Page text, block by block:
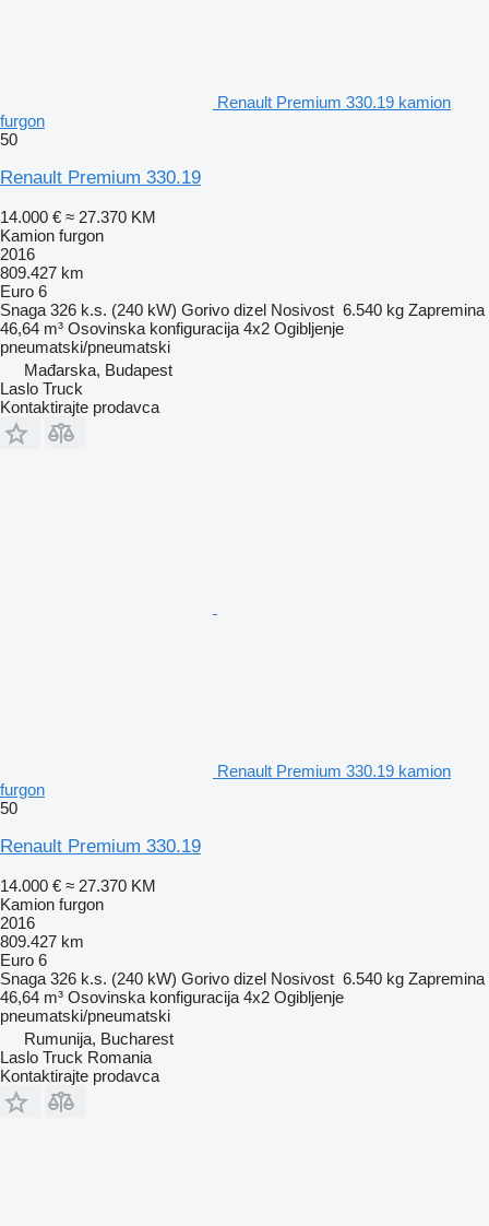
Renault Premium 330.19 kamion
furgon
50
Renault Premium 330.19
14.000 € ≈ 27.370 KM
Kamion furgon
2016
809.427 km
Euro 6
Snaga 326 k.s. (240 kW) Gorivo dizel Nosivost 6.540 kg Zapremina
46,64 m³ Osovinska konfiguracija 4x2 Ogibljenje
pneumatski/pneumatski
Mađarska, Budapest
Laslo Truck
Kontaktirajte prodavca
Renault Premium 330.19 kamion
furgon
50
Renault Premium 330.19
14.000 € ≈ 27.370 KM
Kamion furgon
2016
809.427 km
Euro 6
Snaga 326 k.s. (240 kW) Gorivo dizel Nosivost 6.540 kg Zapremina
46,64 m³ Osovinska konfiguracija 4x2 Ogibljenje
pneumatski/pneumatski
Rumunija, Bucharest
Laslo Truck Romania
Kontaktirajte prodavca